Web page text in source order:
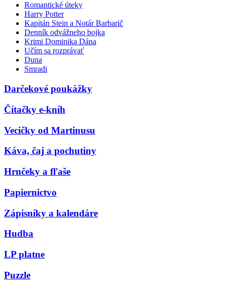
Romantické úteky
Harry Potter
Kapitán Stein a Notár Barbarič
Denník odvážneho bojka
Krimi Dominika Dána
Učím sa rozprávať
Duna
Smradi
Darčekové poukážky
Čítačky e-kníh
Vecičky od Martinusu
Káva, čaj a pochutiny
Hrnčeky a fľaše
Papiernictvo
Zápisníky a kalendáre
Hudba
LP platne
Puzzle